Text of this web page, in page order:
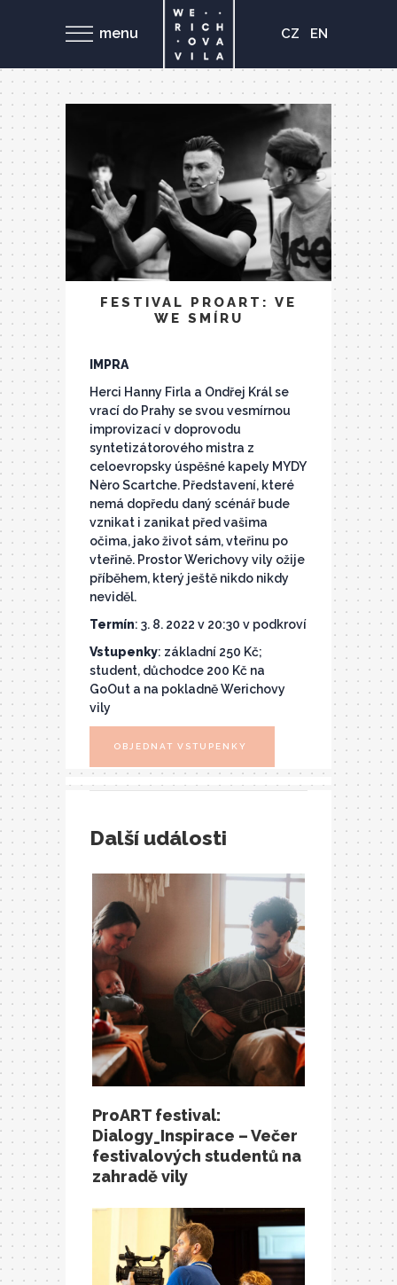
menu CZ EN
FESTIVAL PROART: VE
WE SMÍRU
IMPRA
Herci Hanny Firla a Ondřej Král se
vrací do Prahy se svou vesmírnou
improvizací v doprovodu
syntetizátorového mistra z
celoevropsky úspěšné kapely MYDY
Nèro Scartche. Představení, které
nemá dopředu daný scénář bude
vznikat i zanikat před vašima
očima, jako život sám, vteřinu po
vteřině. Prostor Werichovy vily ožije
příběhem, který ještě nikdo nikdy
neviděl.
Termín: 3. 8. 2022 v 20:30 v podkroví
Vstupenky: základní 250 Kč;
student, důchodce 200 Kč na
GoOut a na pokladně Werichovy
vily
OBJEDNAT VSTUPENKY
Další události
ProART festival:
Dialogy_Inspirace – Večer
festivalových studentů na
zahradě vily